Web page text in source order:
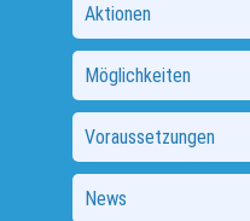
Aktionen
Möglichkeiten
Voraussetzungen
News